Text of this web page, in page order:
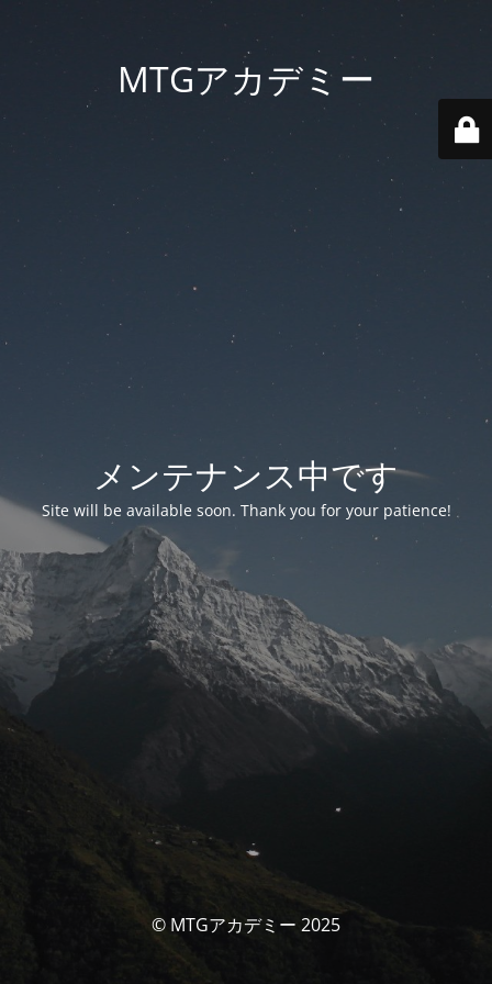
MTGアカデミー
メンテナンス中です
Site will be available soon. Thank you for your patience!
© MTGアカデミー 2025